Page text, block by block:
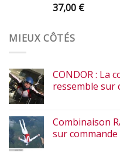
37,00 €
MIEUX CÔTÉS
CONDOR : La
ressemble sur
Combinaison
sur commande